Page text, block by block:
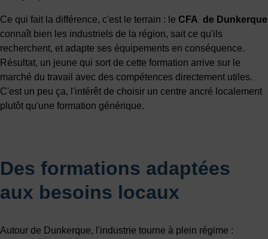
Ce qui fait la différence, c'est le terrain : le CFA de Dunkerque
connaît bien les industriels de la région, sait ce qu'ils
recherchent, et adapte ses équipements en conséquence.
Résultat, un jeune qui sort de cette formation arrive sur le
marché du travail avec des compétences directement utiles.
C'est un peu ça, l'intérêt de choisir un centre ancré localement
plutôt qu'une formation générique.
Des formations adaptées
aux besoins locaux
Autour de Dunkerque, l'industrie tourne à plein régime :